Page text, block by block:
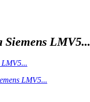
LMV5...